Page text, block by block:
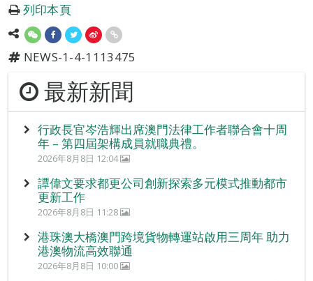
列印本頁
NEWS-1-4-1113475
最新新聞
行政長官岑浩輝出席澳門法律工作者聯合會十周
年 – 第四屆架構成員就職典禮。
2026年8月8日 12:04
譚偉文要求都更公司創新探索多元模式推動都市
更新工作
2026年8月8日 11:28
港珠澳大橋澳門跨境貨物轉運站啟用三周年 助力
港澳物流高效聯通
2026年8月8日 10:00